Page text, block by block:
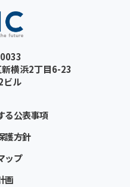
新横浜2丁目6-23
ビル
る公表事項
護方針
ップ
画